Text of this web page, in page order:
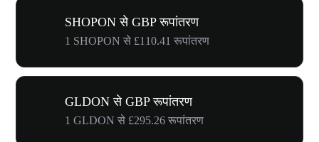
SHOPON से GBP रूपांतरण
1 SHOPON से £110.41 रूपांतरण
GLDON से GBP रूपांतरण
1 GLDON से £295.26 रूपांतरण